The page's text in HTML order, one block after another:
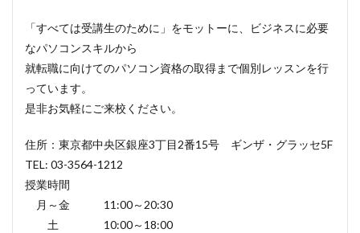
「すべては受講生のために」をモットーに、ビジネスに必要
なパソコンスキルから
就転職に向けてのパソコン資格の取得まで個別レッスンを行
っています。
是非お気軽にご来校ください。
住所：東京都中央区銀座3丁目2番15号 ギンザ・グラッセ5F
TEL: 03-3564-1212
授業時間
月～金 11:00～20:30
土 10:00～18:00